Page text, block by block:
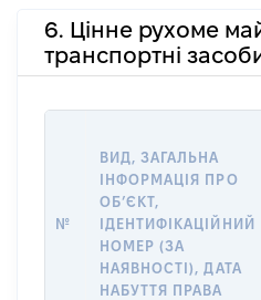
6. Цінне рухоме
транспортні
№
ВИД, ЗАГАЛЬНА
ІНФОРМАЦІЯ ПРО
ОБʼЄКТ,
ІДЕНТИФІКАЦІЙНИЙ
НОМЕР (ЗА
НАЯВНОСТІ), ДАТА
НАБУТТЯ ПРАВА